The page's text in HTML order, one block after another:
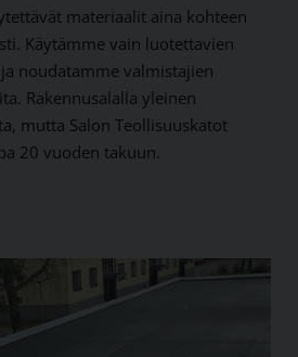
materiaalit aina kohteen
Käytämme vain luotettavien
noudatamme valmistajien
Rakennusalalla yleinen
mutta Salon Teollisuuskatot
20 vuoden takuun.